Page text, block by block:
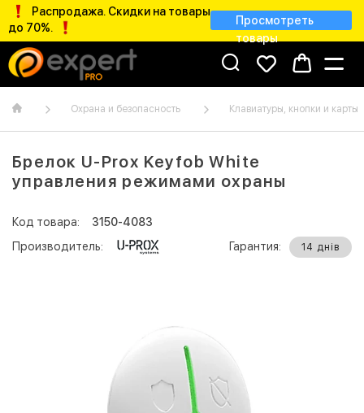
Распродажа. Скидки на товары
до 70%.
Просмотреть
товары
Охрана и безопасность Клавиатуры, кнопки и карты
Брелок U-Prox Keyfob White
управления режимами охраны
Код товара:
3150-4083
Производитель:
Гарантия: 14 днів